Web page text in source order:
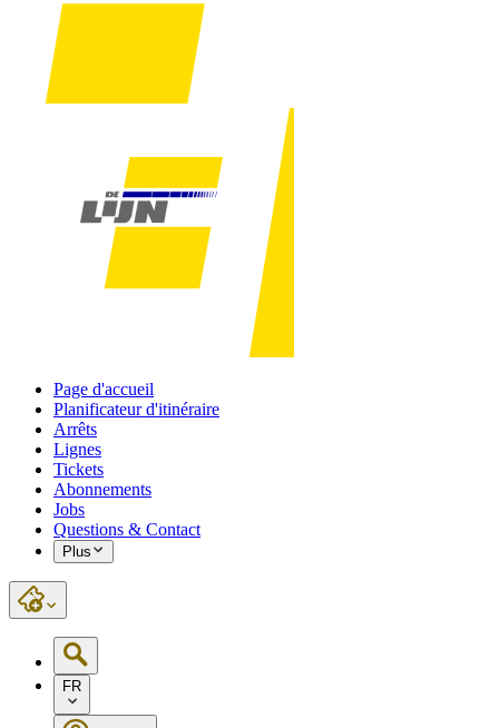
Page d'accueil
Planificateur d'itinéraire
Arrêts
Lignes
Tickets
Abonnements
Jobs
Questions & Contact
Plus
FR